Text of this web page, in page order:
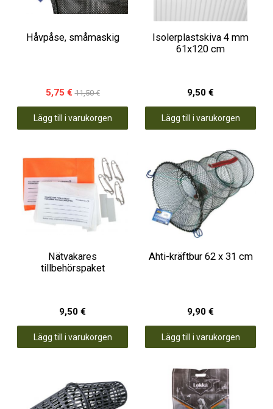
Håvpåse, småmaskig
5,75 € 11,50 €
Lägg till i varukorgen
Isolerplastskiva 4 mm
61x120 cm
9,50 €
Lägg till i varukorgen
Nätvakares
tillbehörspaket
9,50 €
Lägg till i varukorgen
Ahti-kräftbur 62 x 31 cm
9,90 €
Lägg till i varukorgen